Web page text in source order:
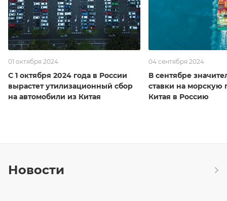
01 октября 2024
С 1 октября 2024 года в России
вырастет утилизационный сбор
на автомобили из Китая
04 сентября 2024
В сентябре
ставки на морскую
Китая в Россию
Новости